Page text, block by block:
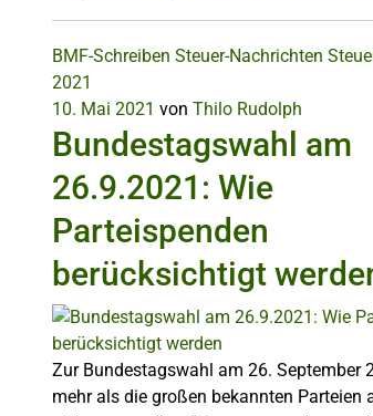
BMF-Schreiben Steuer-Nachrichten
2021
10. Mai 2021 von Thilo Rudolph
Bundestagswahl am
26.9.2021: Wie
Parteispenden
berücksichtigt
Zur Bundestagswahl am 26. September
mehr als die großen bekannten Parteien